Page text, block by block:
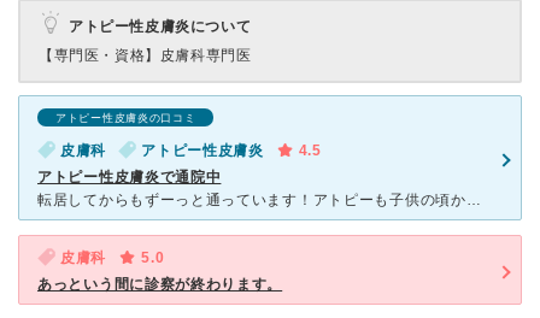
アトピー性皮膚炎について
【専門医・資格】 皮膚科専門医
アトピー性皮膚炎の口コミ
皮膚科 アトピー性皮膚炎
4.5
アトピー性皮膚炎で通院中
転居してからもずーっと通っています！アトピーも子供の頃からの長い付き合いで、今までにたくさんのお医者さんに出会い、中途半端に知識がついております。。患者さんの経験も尊重して、考慮した上でアドバイスもく
皮膚科
5.0
あっという間に診察が終わります。